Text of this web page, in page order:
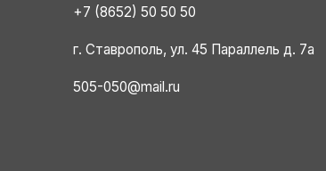
+7 (8652) 50 50 50
г. Ставрополь, ул. 45 Параллель д. 7а
505-050@mail.ru